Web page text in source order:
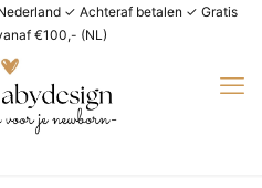
✓ Achteraf betalen ✓ Gratis
€100,- (NL)